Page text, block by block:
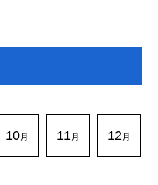
10月 11月 12月